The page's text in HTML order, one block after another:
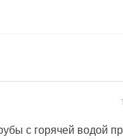
с горячей водой